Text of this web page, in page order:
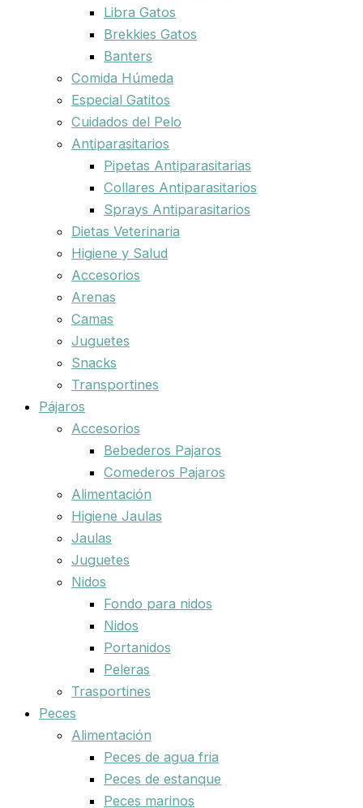
Libra Gatos
Brekkies Gatos
Banters
Comida Húmeda
Especial Gatitos
Cuidados del Pelo
Antiparasitarios
Pipetas Antiparasitarias
Collares Antiparasitarios
Sprays Antiparasitarios
Dietas Veterinaria
Higiene y Salud
Accesorios
Arenas
Camas
Juguetes
Snacks
Transportines
Pájaros
Accesorios
Bebederos Pajaros
Comederos Pajaros
Alimentación
Higiene Jaulas
Jaulas
Juguetes
Nidos
Fondo para nidos
Nidos
Portanidos
Peleras
Trasportines
Peces
Alimentación
Peces de agua fria
Peces de estanque
Peces marinos